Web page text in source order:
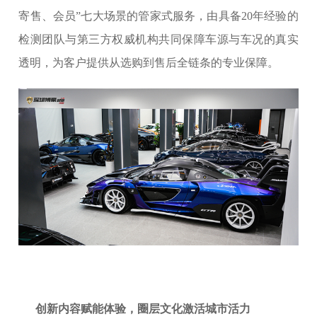
寄售、会员”七大场景的管家式服务，由具备20年经验的
检测团队与第三方权威机构共同保障车源与车况的真实
透明，为客户提供从选购到售后全链条的专业保障。
创新内容赋能体验，圈层文化激活城市活力